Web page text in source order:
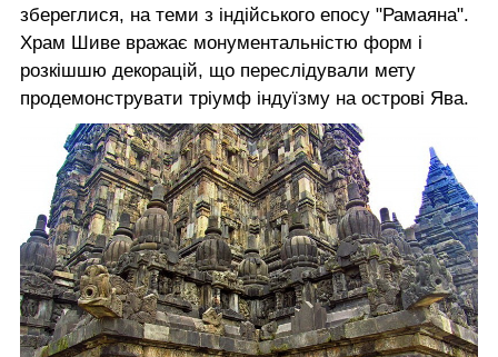
збереглися, на теми з індійського епосу "Рамаяна".
Храм Шиве вражає монументальністю форм і
розкішшю декорацій, що переслідували мету
продемонструвати тріумф індуїзму на острові Ява.